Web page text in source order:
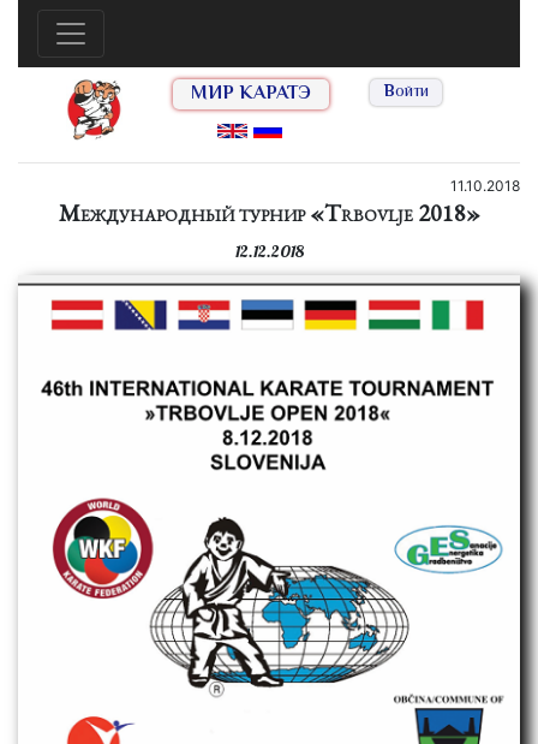
МИР КАРАТЭ Войти
11.10.2018
Международный турнир «Trbovlje 2018»
12.12.2018